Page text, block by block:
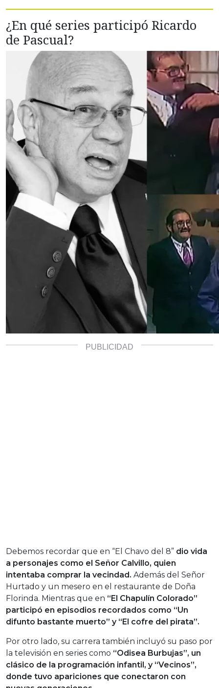
¿En qué series participó Ricardo
de Pascual?
Debemos recordar que en “El Chavo del 8” dio vida
a personajes como el Señor Calvillo, quien
intentaba comprar la vecindad. Además del Señor
Hurtado y un mesero en el restaurante de Doña
Florinda. Mientras que en “El Chapulín Colorado”
participó en episodios recordados como “Un
difunto bastante muerto” y “El cofre del pirata”.
Por otro lado, su carrera también incluyó su paso por
la televisión en series como “Odisea Burbujas”, un
clásico de la programación infantil, y “Vecinos”,
donde tuvo apariciones que conectaron con